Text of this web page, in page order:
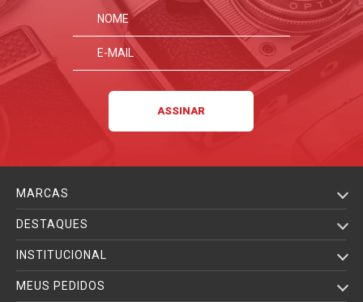
MARCAS
DESTAQUES
INSTITUCIONAL
MEUS PEDIDOS